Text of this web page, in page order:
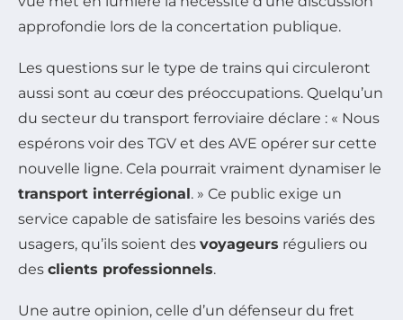
approfondie lors de la concertation publique.
Les questions sur le type de trains qui circuleront
aussi sont au cœur des préoccupations. Quelqu’un
du secteur du transport ferroviaire déclare : « Nous
espérons voir des TGV et des AVE opérer sur cette
nouvelle ligne. Cela pourrait vraiment dynamiser le
transport interrégional. » Ce public exige un
service capable de satisfaire les besoins variés des
usagers, qu’ils soient des voyageurs réguliers ou
des clients professionnels.
Une autre opinion, celle d’un défenseur du fret